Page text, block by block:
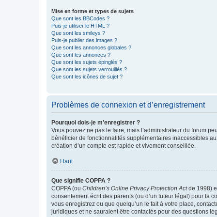
Mise en forme et types de sujets
Que sont les BBCodes ?
Puis-je utiliser le HTML ?
Que sont les smileys ?
Puis-je publier des images ?
Que sont les annonces globales ?
Que sont les annonces ?
Que sont les sujets épinglés ?
Que sont les sujets verrouillés ?
Que sont les icônes de sujet ?
Problèmes de connexion et d’enregistrement
Pourquoi dois-je m’enregistrer ?
Vous pouvez ne pas le faire, mais l’administrateur du forum
bénéficier de fonctionnalités supplémentaires inaccessibles
création d’un compte est rapide et vivement conseillée.
Haut
Que signifie COPPA ?
COPPA (ou Children’s Online Privacy Protection Actde 1998)
consentement écrit des parents (ou d’un tuteur légal) pour la
vous enregistrez ou que quelqu’un le fait à votre place,
juridiques et ne sauraient être contactés pour des questions